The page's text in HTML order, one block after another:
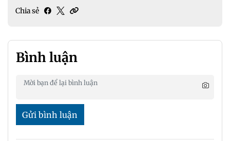
Chia sẻ
Bình luận
Gửi bình luận